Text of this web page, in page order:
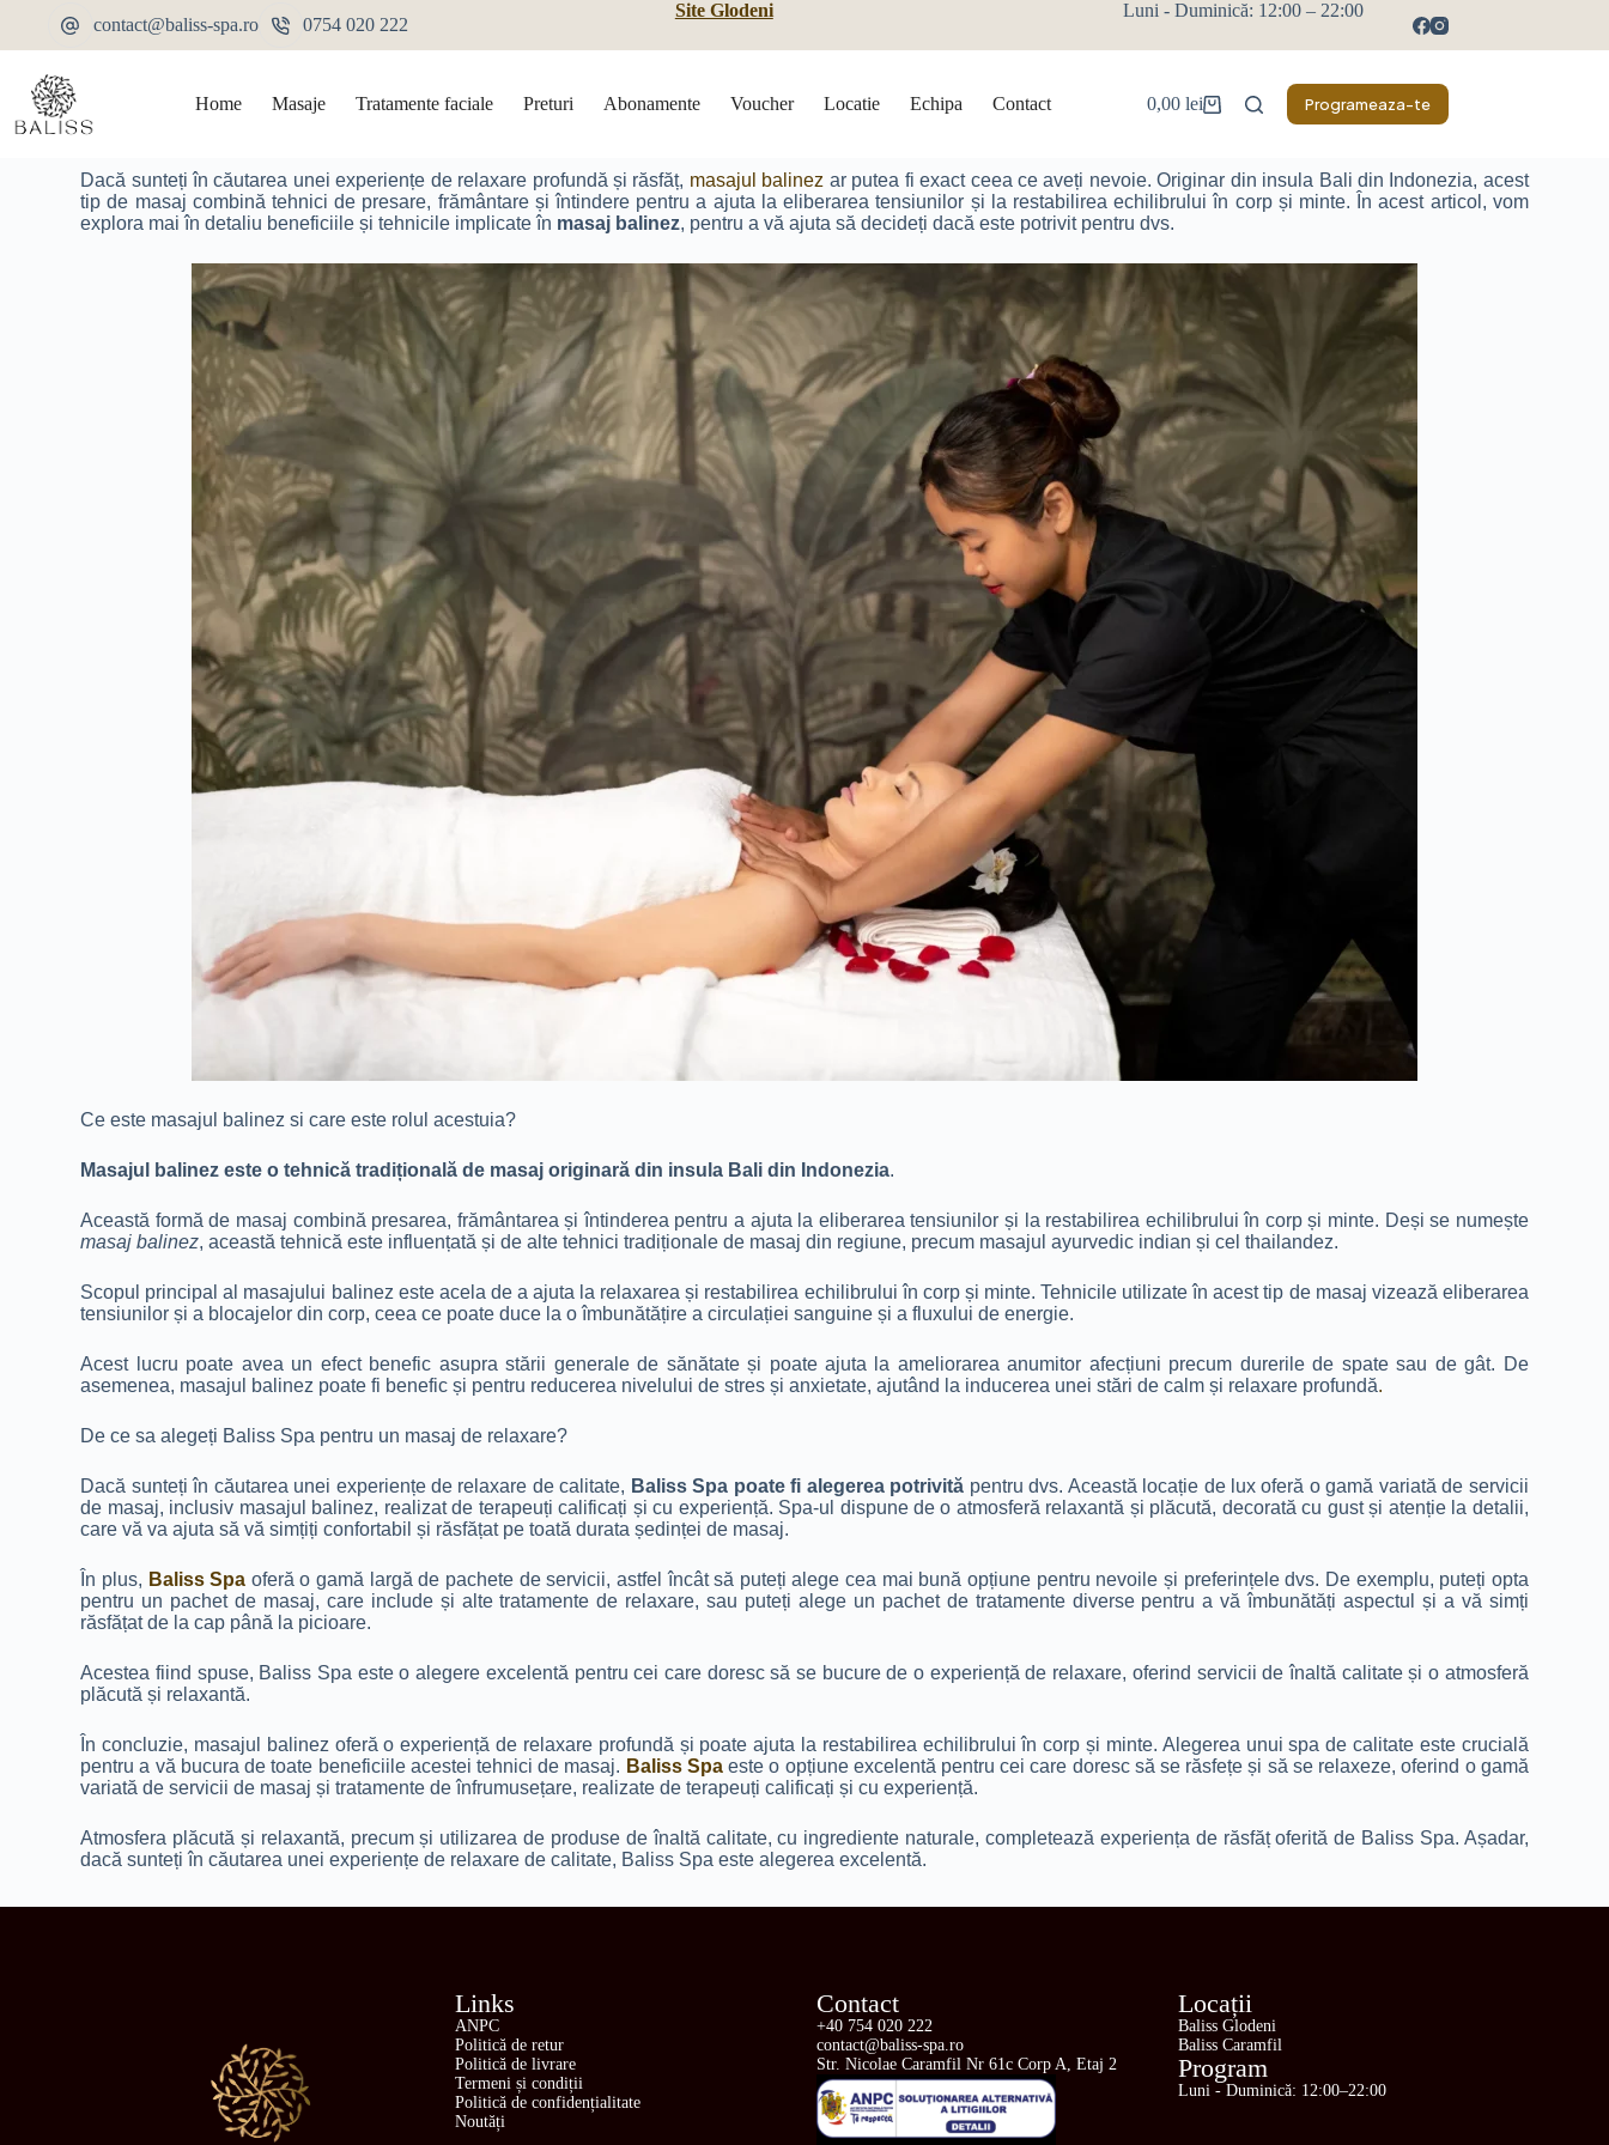
contact@baliss-spa.ro 0754 020 222
Site Glodeni Luni - Duminică: 12:00 – 22:00
Home Masaje Tratamente faciale Preturi Abonamente Voucher Locatie Echipa Contact 0,00 lei Programeaza-te
Dacă sunteți în căutarea unei experiențe de relaxare profundă și răsfăț, masajul balinez ar putea fi exact ceea ce aveți nevoie. Originar din insula Bali din Indonezia, acest
tip de masaj combină tehnici de presare, frământare și întindere pentru a ajuta la eliberarea tensiunilor și la restabilirea echilibrului în corp și minte. În acest articol, vom
explora mai în detaliu beneficiile și tehnicile implicate în masaj balinez, pentru a vă ajuta să decideți dacă este potrivit pentru dvs.
Ce este masajul balinez si care este rolul acestuia?
Masajul balinez este o tehnică tradițională de masaj originară din insula Bali din Indonezia.
Această formă de masaj combină presarea, frământarea și întinderea pentru a ajuta la eliberarea tensiunilor și la restabilirea echilibrului în corp și minte. Deși se numește
masaj balinez, această tehnică este influențată și de alte tehnici tradiționale de masaj din regiune, precum masajul ayurvedic indian și cel thailandez.
Scopul principal al masajului balinez este acela de a ajuta la relaxarea și restabilirea echilibrului în corp și minte. Tehnicile utilizate în acest tip de masaj vizează eliberarea
tensiunilor și a blocajelor din corp, ceea ce poate duce la o îmbunătățire a circulației sanguine și a fluxului de energie.
Acest lucru poate avea un efect benefic asupra stării generale de sănătate și poate ajuta la ameliorarea anumitor afecțiuni precum durerile de spate sau de gât. De
asemenea, masajul balinez poate fi benefic și pentru reducerea nivelului de stres și anxietate, ajutând la inducerea unei stări de calm și relaxare profundă.
De ce sa alegeți Baliss Spa pentru un masaj de relaxare?
Dacă sunteți în căutarea unei experiențe de relaxare de calitate, Baliss Spa poate fi alegerea potrivită pentru dvs. Această locație de lux oferă o gamă variată de servicii
de masaj, inclusiv masajul balinez, realizat de terapeuți calificați și cu experiență. Spa-ul dispune de o atmosferă relaxantă și plăcută, decorată cu gust și atenție la detalii,
care vă va ajuta să vă simțiți confortabil și răsfățat pe toată durata ședinței de masaj.
În plus, Baliss Spa oferă o gamă largă de pachete de servicii, astfel încât să puteți alege cea mai bună opțiune pentru nevoile și preferințele dvs. De exemplu, puteți opta
pentru un pachet de masaj, care include și alte tratamente de relaxare, sau puteți alege un pachet de tratamente diverse pentru a vă îmbunătăți aspectul și a vă simți
răsfățat de la cap până la picioare.
Acestea fiind spuse, Baliss Spa este o alegere excelentă pentru cei care doresc să se bucure de o experiență de relaxare, oferind servicii de înaltă calitate și o atmosferă
plăcută și relaxantă.
În concluzie, masajul balinez oferă o experiență de relaxare profundă și poate ajuta la restabilirea echilibrului în corp și minte. Alegerea unui spa de calitate este crucială
pentru a vă bucura de toate beneficiile acestei tehnici de masaj. Baliss Spaeste o opțiune excelentă pentru cei care doresc să se răsfețe și să se relaxeze, oferind o gamă
variată de servicii de masaj și tratamente de înfrumusețare, realizate de terapeuți calificați și cu experiență.
Atmosfera plăcută și relaxantă, precum și utilizarea de produse de înaltă calitate, cu ingrediente naturale, completează experiența de răsfăț oferită de Baliss Spa. Așadar,
dacă sunteți în căutarea unei experiențe de relaxare de calitate, Baliss Spa este alegerea excelentă.
Links
ANPC
Politică de retur
Politică de livrare
Termeni și condiții
Politică de confidențialitate
Noutăți
Contact
+40 754 020 222
contact@baliss-spa.ro
Str. Nicolae Caramfil Nr 61c Corp A, Etaj 2
Locații
Baliss Glodeni
Baliss Caramfil
Program
Luni - Duminică: 12:00–22:00